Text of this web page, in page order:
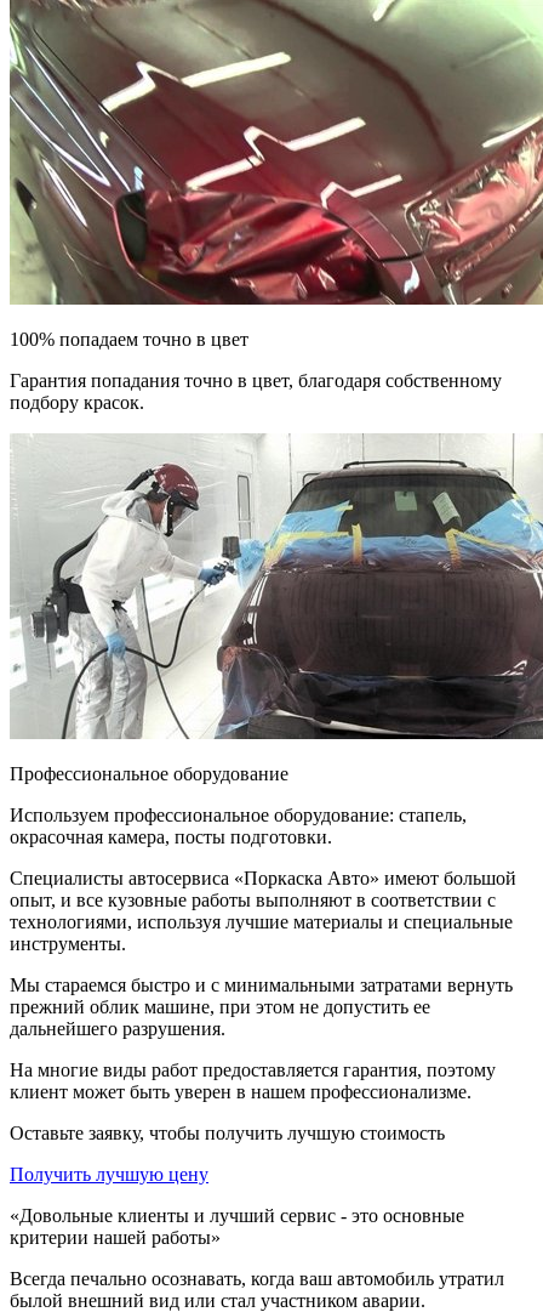
100% попадаем точно в цвет
Гарантия попадания точно в цвет, благодаря собственному
подбору красок.
Профессиональное оборудование
Используем профессиональное оборудование: стапель,
окрасочная камера, посты подготовки.
Специалисты автосервиса «Поркаска Авто» имеют большой
опыт, и все кузовные работы выполняют в соответствии с
технологиями, используя лучшие материалы и специальные
инструменты.
Мы стараемся быстро и с минимальными затратами вернуть
прежний облик машине, при этом не допустить ее
дальнейшего разрушения.
На многие виды работ предоставляется гарантия, поэтому
клиент может быть уверен в нашем профессионализме.
Оставьте заявку, чтобы получить лучшую стоимость
Получить лучшую цену
«Довольные клиенты и лучший сервис - это основные
критерии нашей работы»
Всегда печально осознавать, когда ваш автомобиль утратил
былой внешний вид или стал участником аварии.